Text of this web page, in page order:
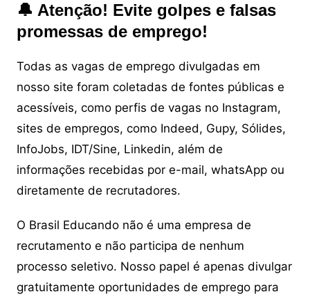
🔔 Atenção! Evite golpes e falsas
promessas de emprego!
Todas as vagas de emprego divulgadas em
nosso site foram coletadas de fontes públicas e
acessíveis, como perfis de vagas no Instagram,
sites de empregos, como Indeed, Gupy, Sólides,
InfoJobs, IDT/Sine, Linkedin, além de
informações recebidas por e-mail, whatsApp ou
diretamente de recrutadores.
O Brasil Educando não é uma empresa de
recrutamento e não participa de nenhum
processo seletivo. Nosso papel é apenas divulgar
gratuitamente oportunidades de emprego para